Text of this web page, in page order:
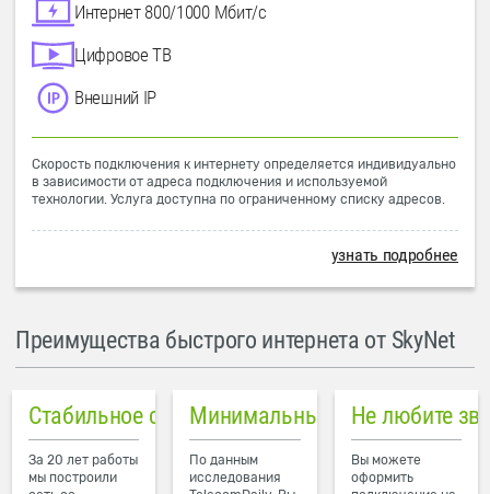
Интернет 800/1000 Мбит/с
Цифровое ТВ
Внешний IP
Скорость подключения к интернету определяется индивидуально
в зависимости от адреса подключения и используемой
технологии. Услуга доступна по ограниченному списку адресов.
узнать подробнее
Преимущества быстрого интернета от SkyNet
Стабильное соединение
За 20 лет работы
мы построили
Минимальный пинг в городе
По данным
исследования
Не любите
Вы можете
оформить